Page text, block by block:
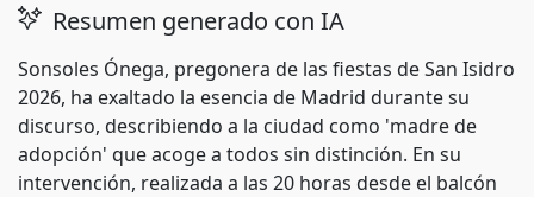
Resumen generado con IA
Sonsoles Ónega, pregonera de las fiestas de San Isidro
2026, ha exaltado la esencia de Madrid durante su
discurso, describiendo a la ciudad como 'madre de
adopción' que acoge a todos sin distinción. En su
intervención, realizada a las 20 horas desde el balcón